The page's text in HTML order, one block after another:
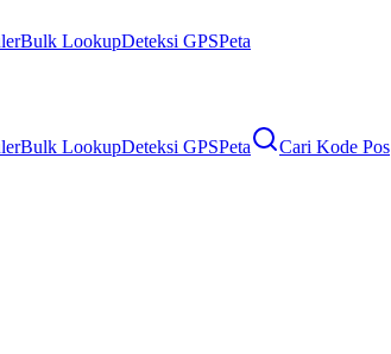
Bulk LookupDeteksi GPSPeta
Bulk LookupDeteksi GPSPeta Cari Kode Pos